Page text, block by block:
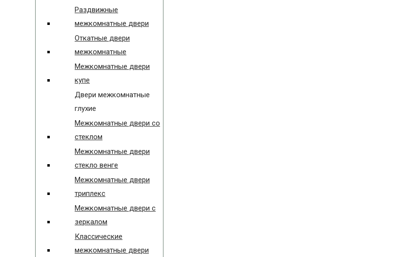
Раздвижные
межкомнатные двери
Откатные двери
межкомнатные
Межкомнатные двери
купе
Двери межкомнатные
глухие
Межкомнатные двери со
стеклом
Межкомнатные двери
стекло венге
Межкомнатные двери
триплекс
Межкомнатные двери с
зеркалом
Классические
межкомнатные двери